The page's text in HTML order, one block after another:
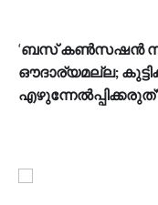
‘ബസ് കൺസഷൻ
ഔദാര്യമല്ല;
എഴുന്നേൽപ്പിക്കരുത്’;